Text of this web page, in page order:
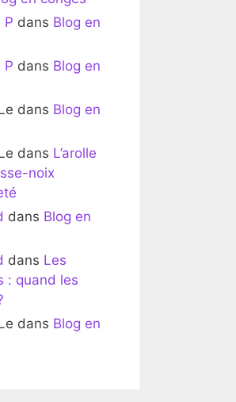
P dans Blog en
P dans Blog en
dans Blog en
dans L’arolle
noix
dans Blog en
dans Les
: quand les
dans Blog en